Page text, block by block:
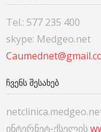
Tel.: 577 235 400
skype: Medgeo.net
ᲩᲕᲔᲜᲡ ᲨᲔᲡᲐᲮᲔᲑ
ინტერნეტ-ქსელის